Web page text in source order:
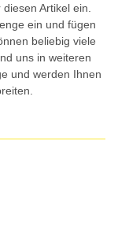
Artikel ein.
ein und fügen
beliebig viele
uns in weiteren
und werden Ihnen